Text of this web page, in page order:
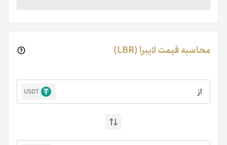
محاسبه قیمت لایبرا (LBR)
از USDT